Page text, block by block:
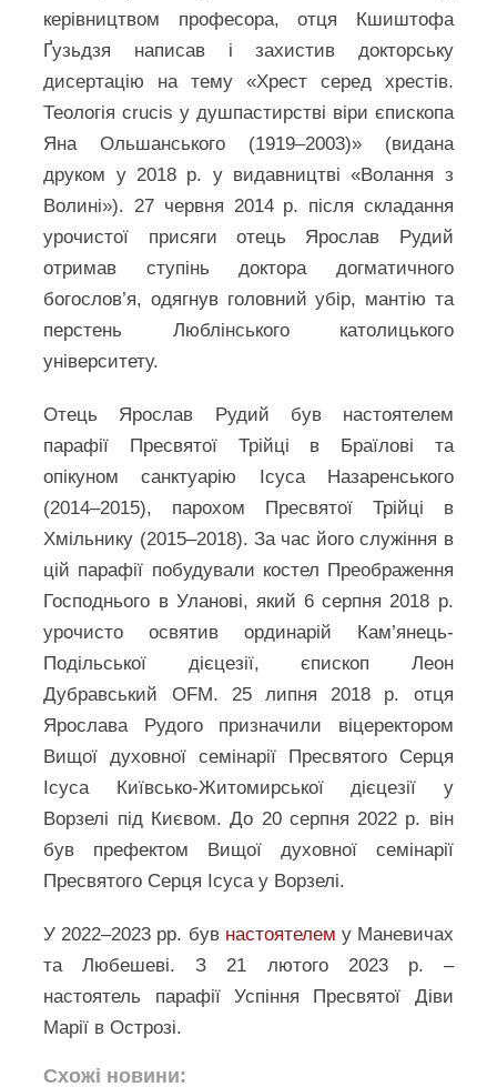
керівництвом професора, отця Кшиштофа
Ґузьдзя написав і захистив докторську
дисертацію на тему «Хрест серед хрестів.
Теологія crucis у душпастирстві віри єпископа
Яна Ольшанського (1919–2003)» (видана
друком у 2018 р. у видавництві «Волання з
Волині»). 27 червня 2014 р. після складання
урочистої присяги отець Ярослав Рудий
отримав ступінь доктора догматичного
богослов’я, одягнув головний убір, мантію та
перстень Люблінського католицького
університету.
Отець Ярослав Рудий був настоятелем
парафії Пресвятої Трійці в Браїлові та
опікуном санктуарію Ісуса Назаренського
(2014–2015), парохом Пресвятої Трійці в
Хмільнику (2015–2018). За час його служіння в
цій парафії побудували костел Преображення
Господнього в Уланові, який 6 серпня 2018 р.
урочисто освятив ординарій Кам’янець-
Подільської дієцезії, єпископ Леон
Дубравський OFM. 25 липня 2018 р. отця
Ярослава Рудого призначили віцеректором
Вищої духовної семінарії Пресвятого Серця
Ісуса Київсько-Житомирської дієцезії у
Ворзелі під Києвом. До 20 серпня 2022 р. він
був префектом Вищої духовної семінарії
Пресвятого Серця Ісуса у Ворзелі.
У 2022–2023 рр. був настоятелем у Маневичах
та Любешеві. З 21 лютого 2023 р. –
настоятель парафії Успіння Пресвятої Діви
Марії в Острозі.
Схожі новини: